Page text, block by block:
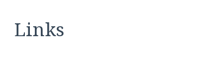
Links